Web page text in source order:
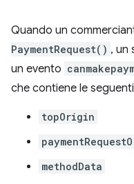
Quando un
PaymentRequest() , un
un evento
che contiene le
topOrigin
methodData